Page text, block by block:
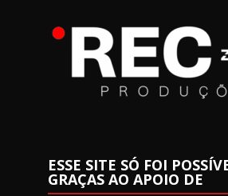
ESSE SITE SÓ FOI
GRAÇAS AO APOIO DE